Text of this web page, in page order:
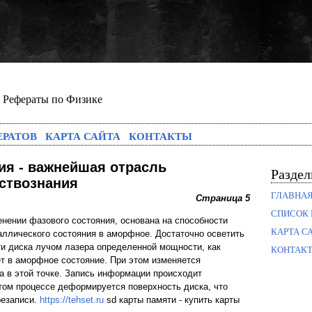
Рефераты по Физике
КАРТА САЙТА КОНТАКТЫ
- важнейшая отрасль
Страница 5
фазового состояния, основана на способности
состояния в аморфное. Достаточно осветить
диска лучом лазера определенной мощности, как
в аморфное состояние. При этом изменяется
в этой точке. Запись информации происходит
процессе деформируется поверхность диска, что
https://tehset.ru sd карты памяти - купить карты
СПИСОК
КАРТА